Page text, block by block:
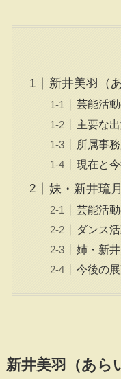
新井美羽（
芸能活
主要な
所属事
現在と
妹・新井琉
芸能活
ダンス
姉・新
今後の
新井美羽（あら